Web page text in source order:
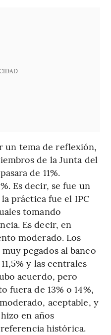
un tema de reflexión,
de la Junta del
de 11%.
Es decir, se fue un
práctica fue el IPC
tomando
Es decir, en
moderado. Los
pegados al banco
y las centrales
acuerdo, pero
fuera de 13% o 14%,
aceptable, y
en años
histórica.